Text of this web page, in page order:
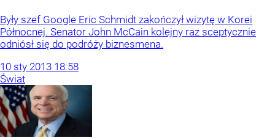
Były szef Google Eric Schmidt zakończył wizytę w Korei
Północnej. Senator John McCain kolejny raz sceptycznie
odniósł się do podróży biznesmena.
10 sty 2013 18:58
Świat